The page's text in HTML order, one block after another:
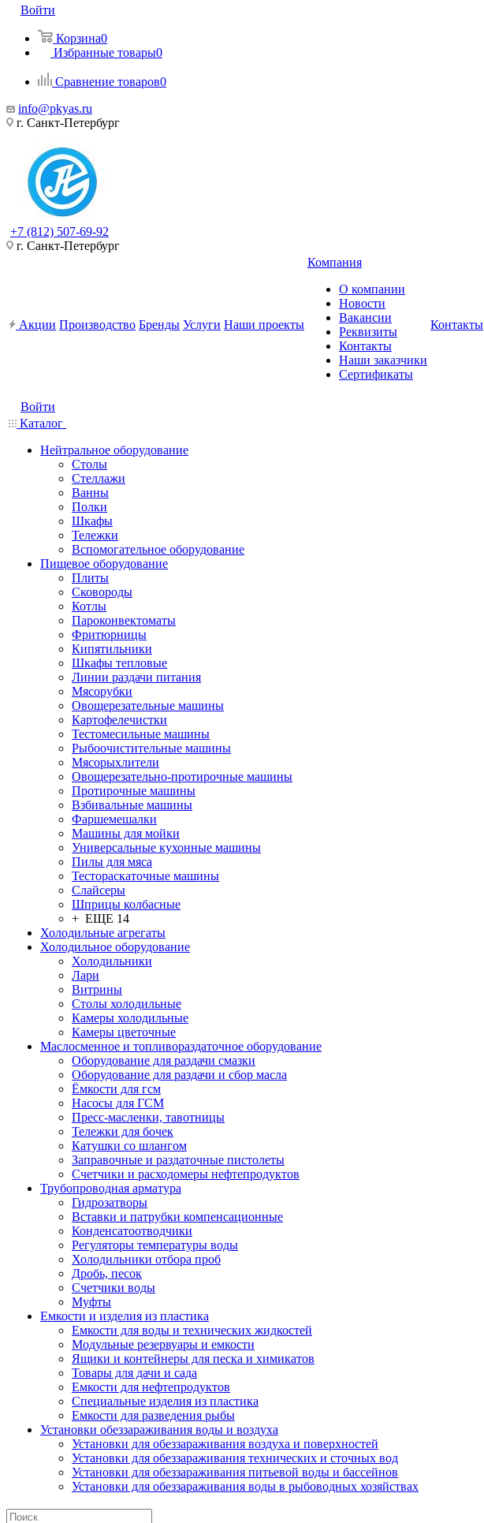
Войти
Корзина0
Избранные товары0
Сравнение товаров0
info@pkyas.ru
г. Санкт-Петербург
+7 (812) 507-69-92
г. Санкт-Петербург
Акции Производство Бренды Услуги Наши проекты
Компания
О компании
Новости
Вакансии
Реквизиты
Контакты
Наши заказчики
Сертификаты
Контакты
Войти
Каталог
Нейтральное оборудование
Столы
Стеллажи
Ванны
Полки
Шкафы
Тележки
Вспомогательное оборудование
Пищевое оборудование
Плиты
Сковороды
Котлы
Пароконвектоматы
Фритюрницы
Кипятильники
Шкафы тепловые
Линии раздачи питания
Мясорубки
Овощерезательные машины
Картофелечистки
Тестомесильные машины
Рыбоочистительные машины
Мясорыхлители
Овощерезательно-протирочные машины
Протирочные машины
Взбивальные машины
Фаршемешалки
Машины для мойки
Универсальные кухонные машины
Пилы для мяса
Тестораскаточные машины
Слайсеры
Шприцы колбасные
+ ЕЩЕ 14
Холодильные агрегаты
Холодильное оборудование
Холодильники
Лари
Витрины
Столы холодильные
Камеры холодильные
Камеры цветочные
Маслосменное и топливораздаточное оборудование
Оборудование для раздачи смазки
Оборудование для раздачи и сбор масла
Ёмкости для гсм
Насосы для ГСМ
Пресс-масленки, тавотницы
Тележки для бочек
Катушки со шлангом
Заправочные и раздаточные пистолеты
Счетчики и расходомеры нефтепродуктов
Трубопроводная арматура
Гидрозатворы
Вставки и патрубки компенсационные
Конденсатоотводчики
Регуляторы температуры воды
Холодильники отбора проб
Дробь, песок
Счетчики воды
Муфты
Емкости и изделия из пластика
Емкости для воды и технических жидкостей
Модульные резервуары и емкости
Ящики и контейнеры для песка и химикатов
Товары для дачи и сада
Емкости для нефтепродуктов
Специальные изделия из пластика
Емкости для разведения рыбы
Установки обеззараживания воды и воздуха
Установки для обеззараживания воздуха и поверхностей
Установки для обеззараживания технических и сточных вод
Установки для обеззараживания питьевой воды и бассейнов
Установки для обеззараживания воды в рыбоводных хозяйствах